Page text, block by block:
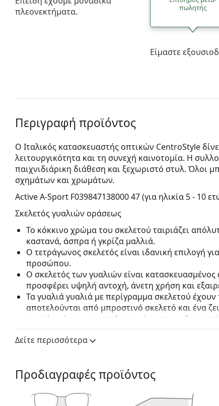
πλεονεκτήματα.
πωλητής
Είμαστε
Περιγραφή προϊόντος
Ο Ιταλικός κατασκευαστής οπτικών CentroStyle
λειτουργικότητα και τη συνεχή καινοτομία. Η
παιχνιδιάρικη διάθεση και ξεχωριστό στυλ. Όλοι
σχημάτων και χρωμάτων.
Active A-Sport F039847138000 47 (για ηλικία 5 - 10
Σκελετός γυαλιών οράσεως
Το κόκκινο χρώμα του σκελετού ταιριάζει
καστανά, άσπρα ή γκρίζα μαλλιά.
Ο τετράγωνος σκελετός είναι ιδανική επιλογή
προσώπου.
Ο σκελετός των γυαλιών είναι
προσφέρει υψηλή αντοχή, άνετη χρήση και
Τα γυαλιά γυαλιά με περίγραμμα σκελετού
αποτελούνται από μπροστινό σκελετό και ένα
συμπληρώσουν το στυλ σας χάρη στον
πλεονεκτήματά τους είναι η ανθεκτικότητα και
τον προστατεύουν από ζημιές. Αυτός ο τύπος
Αξεσουάρ
Προσφέρουμε τα γυαλιά οράσεως με την αρχική
της ενδέχεται να διαφέρουν.
Δείτε περισσότερα
Προδιαγραφές προϊόντος